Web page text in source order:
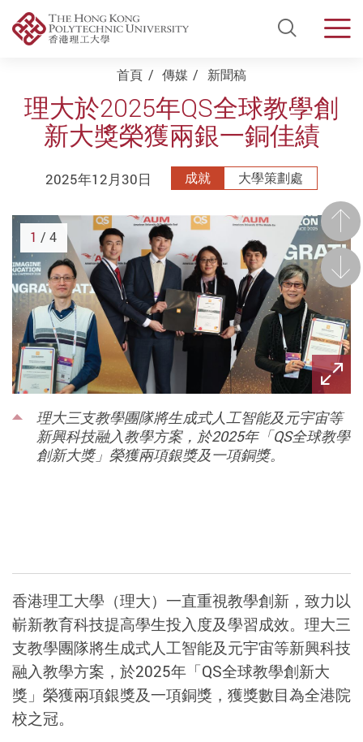
Open
Start main content首頁 傳媒 新聞稿
理大於2025年QS全球教學創
新大獎榮獲兩銀一銅佳績
2025年12月30日 成就 大學策劃處
前
理大三支教學團隊將生成式人工智能及元宇宙等
新興科技融入教學方案，於2025年「QS全球教學
創新大獎」榮獲兩項銀獎及一項銅獎。
後一
1 / 4
香港理工大學（理大）一直重視教學創新，致力以
嶄新教育科技提高學生投入度及學習成效。理大三
支教學團隊將生成式人工智能及元宇宙等新興科技
融入教學方案，於2025年「QS全球教學創新大
獎」榮獲兩項銀獎及一項銅獎，獲獎數目為全港院
校之冠。